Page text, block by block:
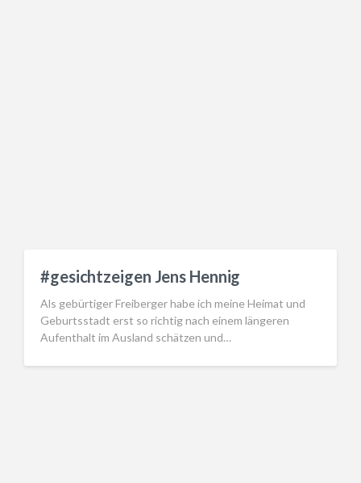
#gesichtzeigen Jens Hennig
Als gebürtiger Freiberger habe ich meine Heimat und
Geburtsstadt erst so richtig nach einem längeren
Aufenthalt im Ausland schätzen und…